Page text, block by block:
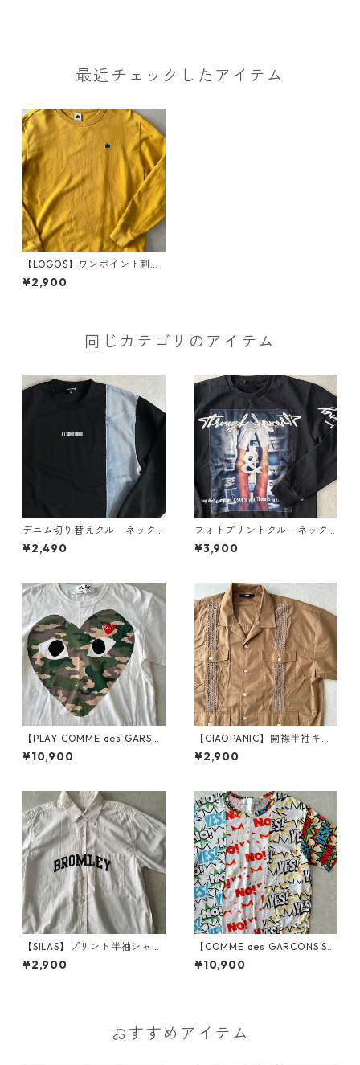
最近チェックしたアイテム
【LOGOS】ワンポイント刺繍
クルーネックアウトドアスウ
ェット イエロー LL 古着 メン
¥2,900
同じカテゴリのアイテム
デニム切り替えクルーネック
スウェット ブラック M 古着
メンズ
¥2,490
フォトプリントクルーネック
プルオーバースウェット ブラ
ック M 古着 メンズ
¥3,900
【PLAY COMME des GARSO
NS】迷彩柄ハートプリント半
袖Tシャツ ホワイト L 古着 メ
¥10,900
【CIAOPANIC】開襟半袖キュ
ーバシャツ ベージュ L 古着 メ
ンズ
¥2,900
【SILAS】プリント半袖シャツ
ホワイト M 古着 メンズ
¥2,900
【COMME des GARCONS SHI
RT】YES！NO！柄ポッププリ
ント半袖Tシャツ 総柄 L 古着
¥10,900
おすすめアイテム